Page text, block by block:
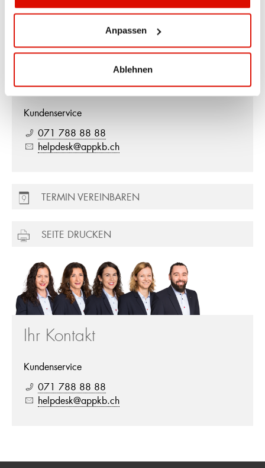
Anpassen
Ablehnen
Ihr Kontakt
Kundenservice
071 788 88 88
helpdesk@appkb.ch
TERMIN VEREINBAREN
SEITE DRUCKEN
Ihr Kontakt
Kundenservice
071 788 88 88
helpdesk@appkb.ch